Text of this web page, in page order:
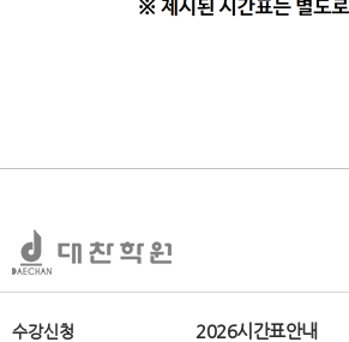
수강신청
2026시간표안내